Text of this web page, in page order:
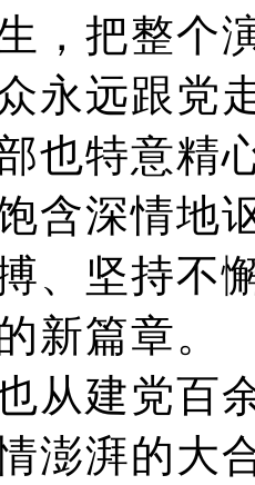
，把整个
永远跟党
也特意精
含深情地
、坚持不
新篇章。
从建党百
澎湃的大